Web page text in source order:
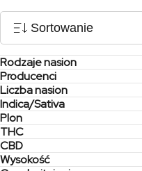
Rodzaje nasion
Producenci
Liczba nasion
Indica/Sativa
Plon
THC
CBD
Wysokość
Sortowanie